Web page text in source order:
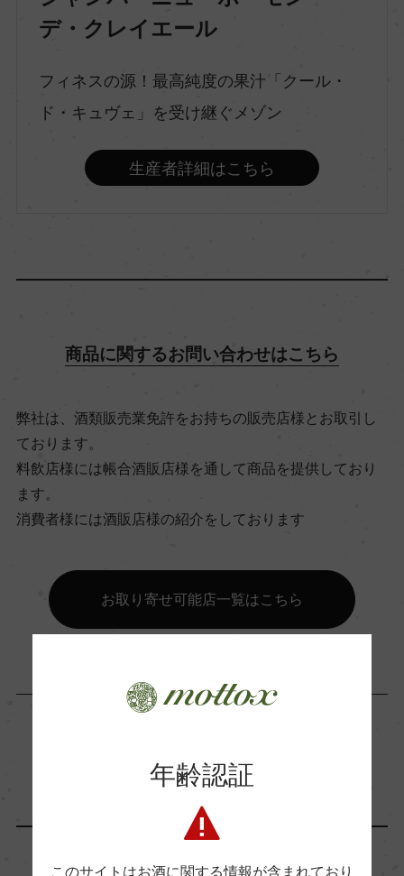
辛口
品種（原材料）
ピノ・ノワール 100%
アルコール度数
ビオ情報・認証機関
有機JAS認証
(2020)デキャンター ワールド・ワイン・アワード
2022 シルバー゛ & 93点
デ・クレイエール
フィネスの源！最高純度の果汁「クール・
ド・キュヴェ」を受け継ぐメゾン
生産者詳細はこちら
商品に関するお問い合わせはこちら
弊社は、酒類販売業免許をお持ちの販売店様とお取引し
ております。
料飲店様には帳合酒販店様を通して商品を提供しており
ます。
消費者様には酒販店様の紹介をしております
お取り寄せ可能店一覧はこちら
「生産者」が同じ商品
年齢認証
このサイトはお酒に関する情報が含まれており